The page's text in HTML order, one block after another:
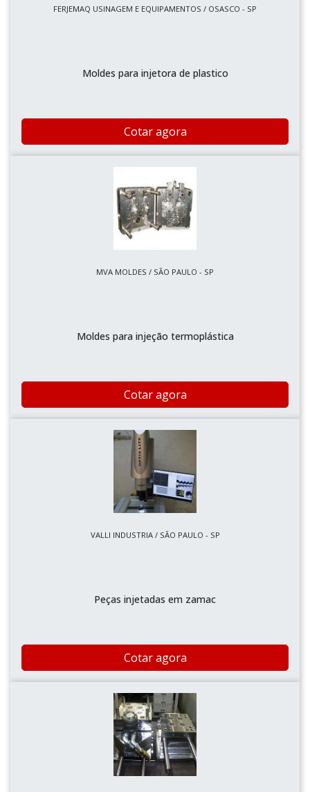
FERJEMAQ USINAGEM E EQUIPAMENTOS / OSASCO - SP
Moldes para injetora de plastico
Cotar agora
MVA MOLDES / SÃO PAULO - SP
Moldes para injeção termoplástica
Cotar agora
VALLI INDUSTRIA / SÃO PAULO - SP
Peças injetadas em zamac
Cotar agora